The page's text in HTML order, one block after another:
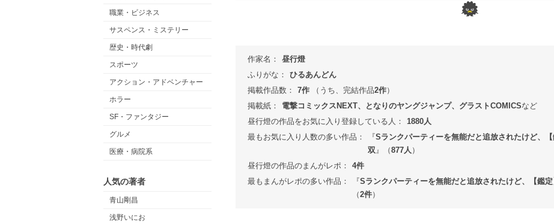
職業・ビジネス
サスペンス・ミステリー
歴史・時代劇
スポーツ
アクション・アドベンチャー
ホラー
SF・ファンタジー
グルメ
医療・病院系
人気の著者
青山剛昌
浅野いにお
作家名：
昼行燈
ふりがな：
ひるあんどん
掲載作品数：
7作 （うち、完結作品2作）
掲載紙：
電撃コミックスNEXT、となりのヤングジャンプ、グラストCOMICSなど
昼行燈の作品をお気に入り登録している人：
1880人
最もお気に入り人数の多い作品：
『Sランクパーティーを無能だと追放されたけど、
双』（877人 ）
昼行燈の作品のまんがレポ：
4件
最もまんがレポの多い作品：
『Sランクパーティーを無能だと追放されたけど、【鑑
（2件）